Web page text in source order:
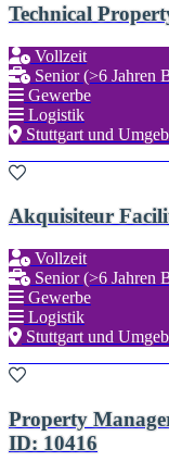
Technical
Vollzeit
Senior (>6 Jahren
Gewerbe
Logistik
Stuttgart und
Akquisiteur
Vollzeit
Senior (>6 Jahren
Gewerbe
Logistik
Stuttgart und
Property
ID: 10416